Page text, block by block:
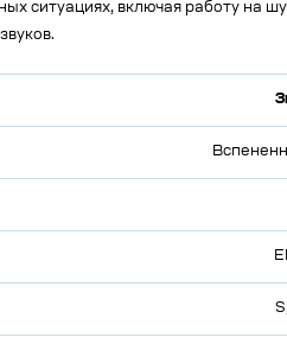
ситуациях, включая работу на